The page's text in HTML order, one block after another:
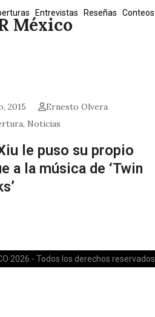
México
Entrevistas Reseñas Conteos
2015
Ernesto Olvera
, Noticias
le puso su propio
a la música de ‘Twin
2026 - Todos los derechos reservados